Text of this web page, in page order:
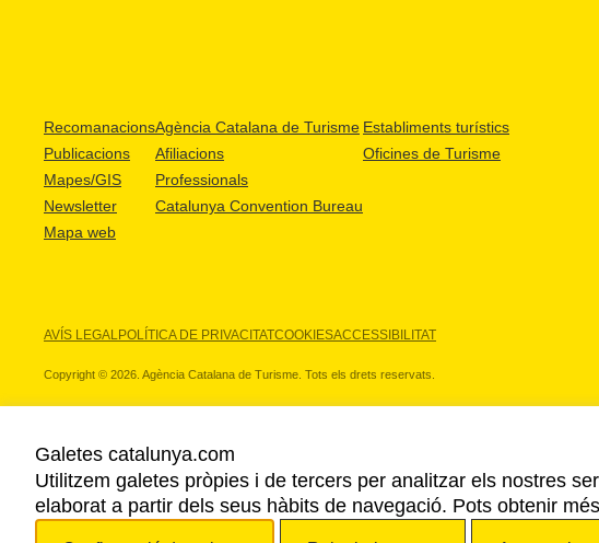
Recomanacions
Publicacions
Mapes/GIS
Newsletter
Mapa web
Agència Catalana de Turisme
Afiliacions
Professionals
Catalunya Convention Bureau
Establiments turístics
Oficines de Turisme
AVÍS LEGALPOLÍTICA DE PRIVACITATCOOKIESACCESSIBILITAT
Copyright © 2026. Agència Catalana de Turisme. Tots els drets reservats.
ELS NOSTRES PARTNERS
Galetes catalunya.com
Utilitzem galetes pròpies i de tercers per analitzar els nostres
elaborat a partir dels seus hàbits de navegació. Pots obtenir